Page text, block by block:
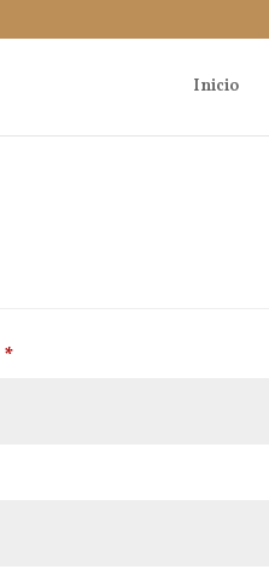
Inicio
*Obligatorio